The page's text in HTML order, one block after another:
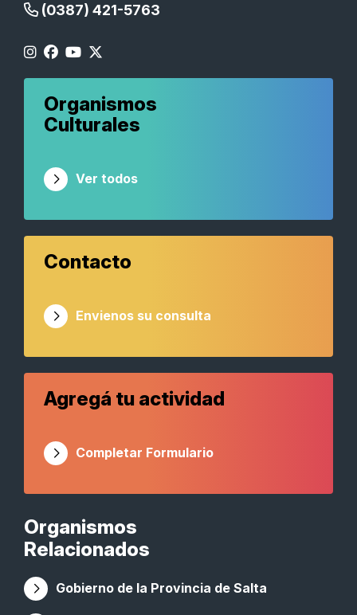
(0387) 421-5763
Organismos
Relacionados
Gobierno de la Provincia de Salta
Organismos
Culturales
Ver todos
Contacto
Envienos su consulta
Agregá tu actividad
Completar Formulario